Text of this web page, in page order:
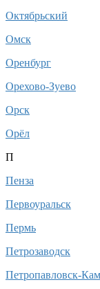
Октябрьский
Омск
Оренбург
Орехово-Зуево
Орск
Орёл
П
Пенза
Первоуральск
Пермь
Петрозаводск
Петропавловск-